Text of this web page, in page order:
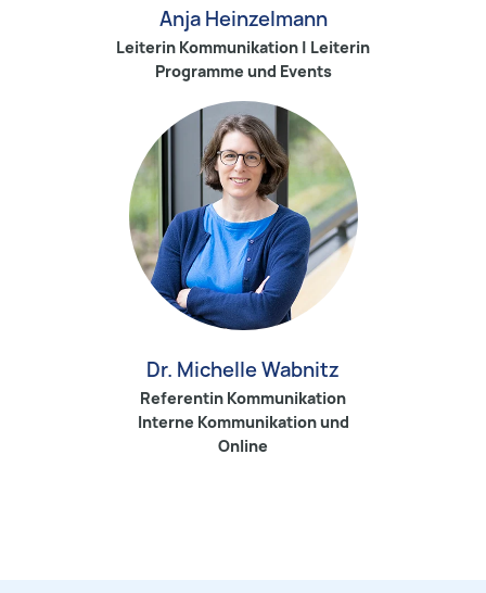
Anja Heinzelmann
Leiterin Kommunikation | Leiterin
Programme und Events
Dr. Michelle Wabnitz
Referentin Kommunikation
Interne Kommunikation und
Online